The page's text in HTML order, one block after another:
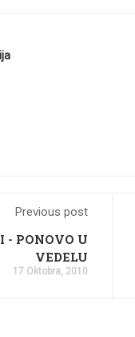
Previous post
- PONOVO U
VEDELU
17 Oktobra, 2010